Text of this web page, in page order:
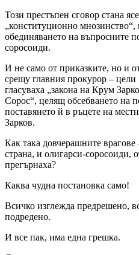
Този престъпен сговор стана
„конституционно
обединяването на въпросните
соросоиди.
И не само от приказките, но и
срещу главния прокурор – цели
гласуваха „закона на Крум
Сорос“, целящ обсебването на
поставянето й в ръцете на
Зарков.
Как така довчерашните
страна, и олигарси-соросоиди,
прегърнаха?
Каква чудна постановка само!
Всичко изглежда предрешено,
подредено.
И все пак, има една грешка.